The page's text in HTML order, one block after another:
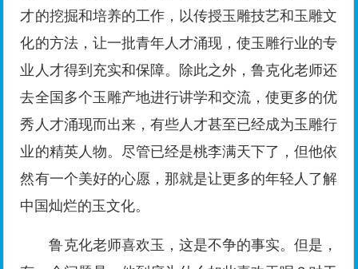
才的挖掘和培养的工作，以传授玉雕技艺和玉雕文
化的方法，让一批青年人才涌现，使玉雕行业的专
业人才得到充实和保障。除此之外，鲁克化老师还
去全国多个玉雕产地进行讲学和交流，使更多的优
秀人才涌现而出来，有些人才甚至已经成为玉雕行
业的精英人物。尽管已经是桃李满天下了，但他依
然有一个美好的心愿，那就是让更多的年轻人了解
中国灿烂的玉文化。
鲁克化老师喜欢玉，这是不争的事实。但是，